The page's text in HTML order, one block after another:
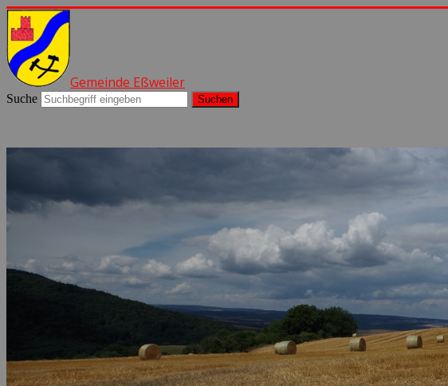
Gemeinde Eßweiler
Suche Suchen